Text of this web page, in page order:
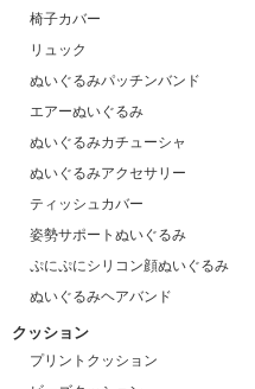
椅子カバー
リュック
ぬいぐるみパッチンバンド
エアーぬいぐるみ
ぬいぐるみカチューシャ
ぬいぐるみアクセサリー
ティッシュカバー
姿勢サポートぬいぐるみ
ぷにぷにシリコン顔ぬいぐるみ
ぬいぐるみヘアバンド
クッション
プリントクッション